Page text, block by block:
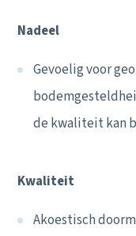
Nadeel
Gevoelig voor
de kwaliteit kan
Kwaliteit
Akoestisch